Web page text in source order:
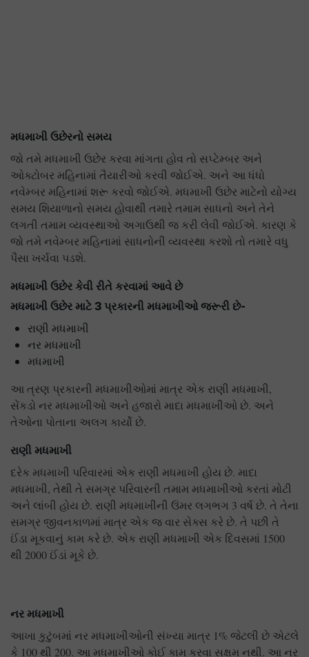
મધમાખી ઉછેરનો સમય
જો તમે મધમાખી ઉછેર કરવા માંગતા હોવ તો સપ્ટેમ્બર અને
ઓક્ટોબર મહિનામાં તૈયારીઓ કરવી જોઈએ. અને આ ધંધો
નવેમ્બર મહિનામાં શરૂ કરવો જોઈએ. મધમાખી ઉછેર માટેનો યોગ્ય
સમય શિયાળાનો સમય હોવાથી તમારે તમામ સાધનો અને તેને
લગતી તમામ વ્યવસ્થાઓ અગાઉથી જ કરી લેવી જોઈએ. કારણ કે
જો તમે નવેમ્બર મહિનામાં સાધનોની વ્યવસ્થા કરશો તો તમારે વધુ
પૈસા ખર્ચવા પડશે.
મધમાખી ઉછેર કેવી રીતે કરવામાં આવે છે
મધમાખી ઉછેર માટે 3 પ્રકારની મધમાખીઓ જરૂરી છે-
રાણી મધમાખી
નર મધમાખી
મધમાખી
આ ત્રણ પ્રકારની મધમાખીઓમાં માત્ર એક રાણી મધમાખી,
સેંકડો નર મધમાખીઓ અને હજારો માદા મધમાખીઓ છે. અને
તેઓના પોતાના અલગ કાર્યો છે.
રાણી મધમાખી
દરેક મધમાખી પરિવારમાં એક રાણી મધમાખી હોય છે. માદા
મધમાખી, તેથી તે સમગ્ર પરિવારની તમામ મધમાખીઓ કરતાં મોટી
અને લાંબી હોય છે. રાણી મધમાખીની ઉંમર લગભગ 3 વર્ષ છે. તે તેના
સમગ્ર જીવનકાળમાં માત્ર એક જ વાર સેક્સ કરે છે. તે પછી તે
ઈંડા મૂકવાનું કામ કરે છે. એક રાણી મધમાખી એક દિવસમાં 1500
થી 2000 ઈંડાં મૂકે છે.
નર મધમાખી
આખા કુટુંબમાં નર મધમાખીઓની સંખ્યા માત્ર 1% જેટલી છે એટલે
કે 100 થી 200. આ મધમાખીઓ કોઈ કામ કરવા સક્ષમ નથી. આ નર